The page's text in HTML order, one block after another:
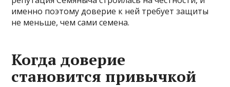
именно поэтому доверие к ней требует защиты
не меньше, чем сами семена.
Когда доверие
становится привычкой